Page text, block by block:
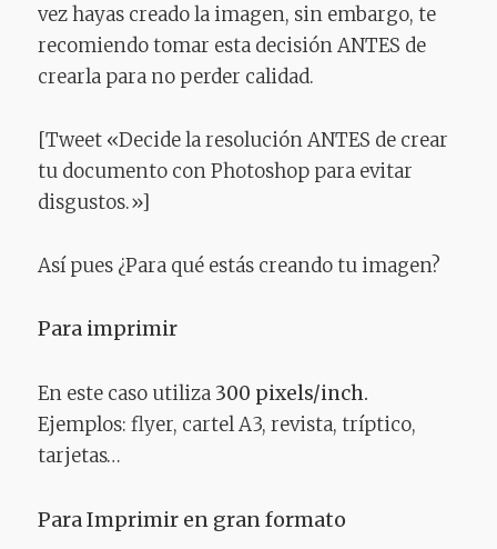
vez hayas creado la imagen, sin embargo, te
recomiendo tomar esta decisión ANTES de
crearla para no perder calidad.
[Tweet «Decide la resolución ANTES de crear
tu documento con Photoshop para evitar
disgustos.»]
Así pues ¿Para qué estás creando tu imagen?
Para imprimir
En este caso utiliza300 pixels/inch.
Ejemplos: flyer, cartel A3, revista, tríptico,
tarjetas…
Para Imprimir en gran formato